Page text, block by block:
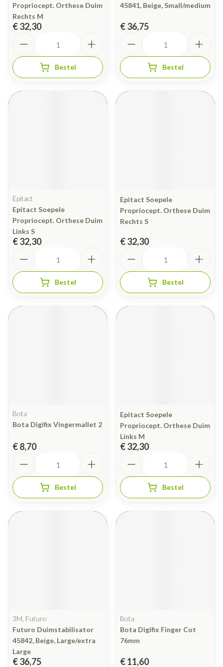
Propriocept. Orthese Duim
Rechts M
€ 32,30
Bestel
45841, Beige, Small/medium
€ 36,75
Bestel
Epitact
Epitact Soepele
Propriocept. Orthese Duim
Links S
€ 32,30
Bestel
Epitact Soepele
Propriocept. Orthese Duim
Rechts S
€ 32,30
Bestel
Bota
Bota Digifix Vingermallet 2
€ 8,70
Bestel
Epitact Soepele
Propriocept. Orthese Duim
Links M
€ 32,30
Bestel
3M, Futuro
Futuro Duimstabilisator
45842, Beige, Large/extra
Large
€ 36,75
Bota
Bota Digifix Finger Cot
76mm
€ 11,60